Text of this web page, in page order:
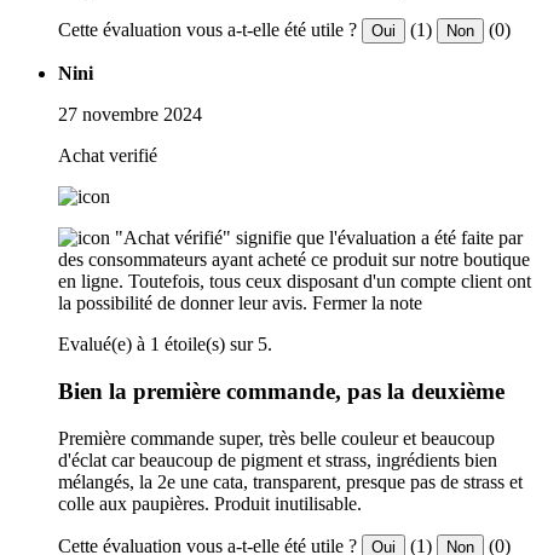
Cette évaluation vous a-t-elle été utile ? Oui (1) Non (0)
Nini
27 novembre 2024
Achat verifié
"Achat vérifié" signifie que l'évaluation a été faite par
des consommateurs ayant acheté ce produit sur notre boutique
en ligne. Toutefois, tous ceux disposant d'un compte client ont
la possibilité de donner leur avis. Fermer la note
Evalué(e) à 1 étoile(s) sur 5.
Bien la première commande, pas la deuxième
Première commande super, très belle couleur et beaucoup
d'éclat car beaucoup de pigment et strass, ingrédients bien
mélangés, la 2e une cata, transparent, presque pas de strass et
colle aux paupières. Produit inutilisable.
Cette évaluation vous a-t-elle été utile ? Oui (1) Non (0)